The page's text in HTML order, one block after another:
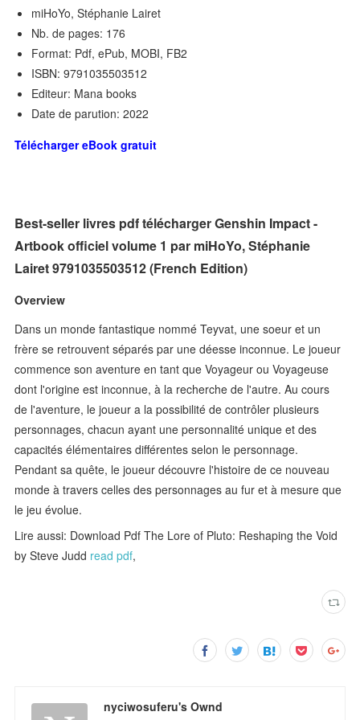
miHoYo, Stéphanie Lairet
Nb. de pages: 176
Format: Pdf, ePub, MOBI, FB2
ISBN: 9791035503512
Editeur: Mana books
Date de parution: 2022
Télécharger eBook gratuit
Best-seller livres pdf télécharger Genshin Impact -
Artbook officiel volume 1 par miHoYo, Stéphanie
Lairet 9791035503512 (French Edition)
Overview
Dans un monde fantastique nommé Teyvat, une soeur et un
frère se retrouvent séparés par une déesse inconnue. Le joueur
commence son aventure en tant que Voyageur ou Voyageuse
dont l'origine est inconnue, à la recherche de l'autre. Au cours
de l'aventure, le joueur a la possibilité de contrôler plusieurs
personnages, chacun ayant une personnalité unique et des
capacités élémentaires différentes selon le personnage.
Pendant sa quête, le joueur découvre l'histoire de ce nouveau
monde à travers celles des personnages au fur et à mesure que
le jeu évolue.
Lire aussi: Download Pdf The Lore of Pluto: Reshaping the Void
by Steve Judd read pdf,
nyciwosuferu's Ownd